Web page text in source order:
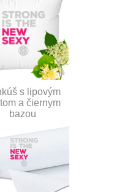
s lipovým
a čiernym
bazou